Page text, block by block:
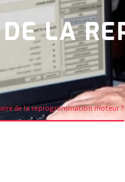
LA
de la reprogrammation moteur ?